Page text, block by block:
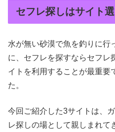
セフレ探しはサイト
水が無い砂漠で魚を釣りに行
に、セフレを探すならセフレ
イトを利用することが最重要
た。
今回ご紹介した3サイトは、
レ探しの場として親しまれて